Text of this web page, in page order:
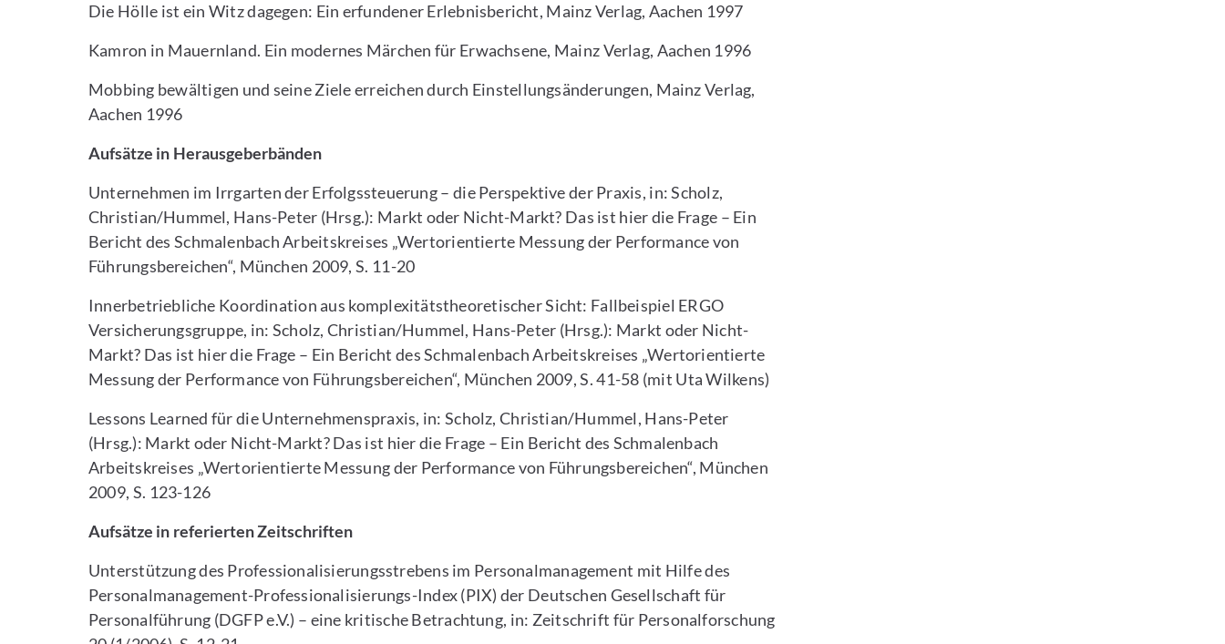
Die Hölle ist ein Witz dagegen: Ein erfundener Erlebnisbericht, Mainz Verlag, Aachen 1997
Kamron in Mauernland. Ein modernes Märchen für Erwachsene, Mainz Verlag, Aachen 1996
Mobbing bewältigen und seine Ziele erreichen durch Einstellungsänderungen, Mainz Verlag,
Aachen 1996
Aufsätze in Herausgeberbänden
Unternehmen im Irrgarten der Erfolgssteuerung – die Perspektive der Praxis, in: Scholz,
Christian/Hummel, Hans-Peter (Hrsg.): Markt oder Nicht-Markt? Das ist hier die Frage – Ein
Bericht des Schmalenbach Arbeitskreises „Wertorientierte Messung der Performance von
Führungsbereichen“, München 2009, S. 11-20
Innerbetriebliche Koordination aus komplexitätstheoretischer Sicht: Fallbeispiel ERGO
Versicherungsgruppe, in: Scholz, Christian/Hummel, Hans-Peter (Hrsg.): Markt oder Nicht-
Markt? Das ist hier die Frage – Ein Bericht des Schmalenbach Arbeitskreises „Wertorientierte
Messung der Performance von Führungsbereichen“, München 2009, S. 41-58 (mit Uta Wilkens)
Lessons Learned für die Unternehmenspraxis, in: Scholz, Christian/Hummel, Hans-Peter
(Hrsg.): Markt oder Nicht-Markt? Das ist hier die Frage – Ein Bericht des Schmalenbach
Arbeitskreises „Wertorientierte Messung der Performance von Führungsbereichen“, München
2009, S. 123-126
Aufsätze in referierten Zeitschriften
Unterstützung des Professionalisierungsstrebens im Personalmanagement mit Hilfe des
Personalmanagement-Professionalisierungs-Index (PIX) der Deutschen Gesellschaft für
Personalführung (DGFP e.V.) – eine kritische Betrachtung, in: Zeitschrift für Personalforschung